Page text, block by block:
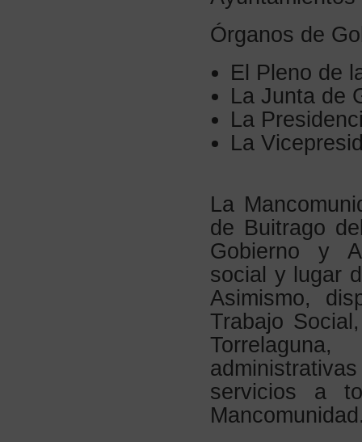
Órganos de
El Pleno de
La Junta de
La
La
La
de Buitrago
Gobierno y
social y lugar
Asimismo,
Trabajo
servicios a